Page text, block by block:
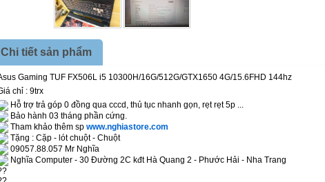
Chi tiết sản phẩm
Gaming TUF FX506L i5 10300H/16G/512G/GTX1650 4G/15.6FHD 144hz
chỉ : 9trx
Hỗ trợ trả góp 0 đồng qua cccd, thủ tục nhanh gọn, rẹt rẹt 5p ...
Bảo hành 03 tháng phần cứng.
Tham khảo thêm spwww.nghiastore.com
Tặng : Cặp - lót chuột - Chuột
09057.88.057 Mr Nghĩa
Nghĩa Computer - 30 Đường 2C kđt Hà Quang 2 - Phước Hải - Nha Trang